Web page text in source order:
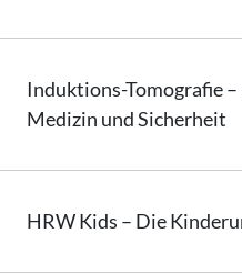
Induktions-Tomografie
Medizin und Sicherheit
HRW Kids – Die